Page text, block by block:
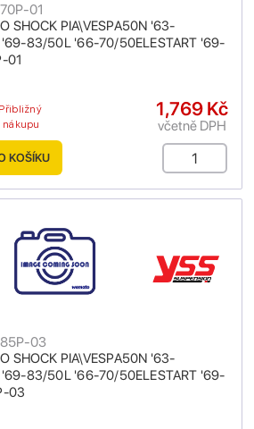
SHOCK PIA\VESPA50N '63-
'69-83/50L '66-70/50ELESTART '69-
01
01
nákupu
1,769 Kč
včetně DPH
KOŠÍKU
SHOCK PIA\VESPA50N '63-
'69-83/50L '66-70/50ELESTART '69-
03
03